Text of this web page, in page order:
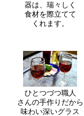
器は、瑞々しく
食材を際立てて
くれます。
ひとつづつ職人
さんの手作りだから
味わい深いグラス